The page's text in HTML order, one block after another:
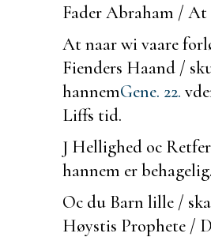
Fader Abraham / At
At naar wi vaare
Fienders Haand /
hannemGene. 22.
Liffs tid.
J Hellighed oc
hannem er behagelig.
Oc du Barn lille /
Høystis Prophete /